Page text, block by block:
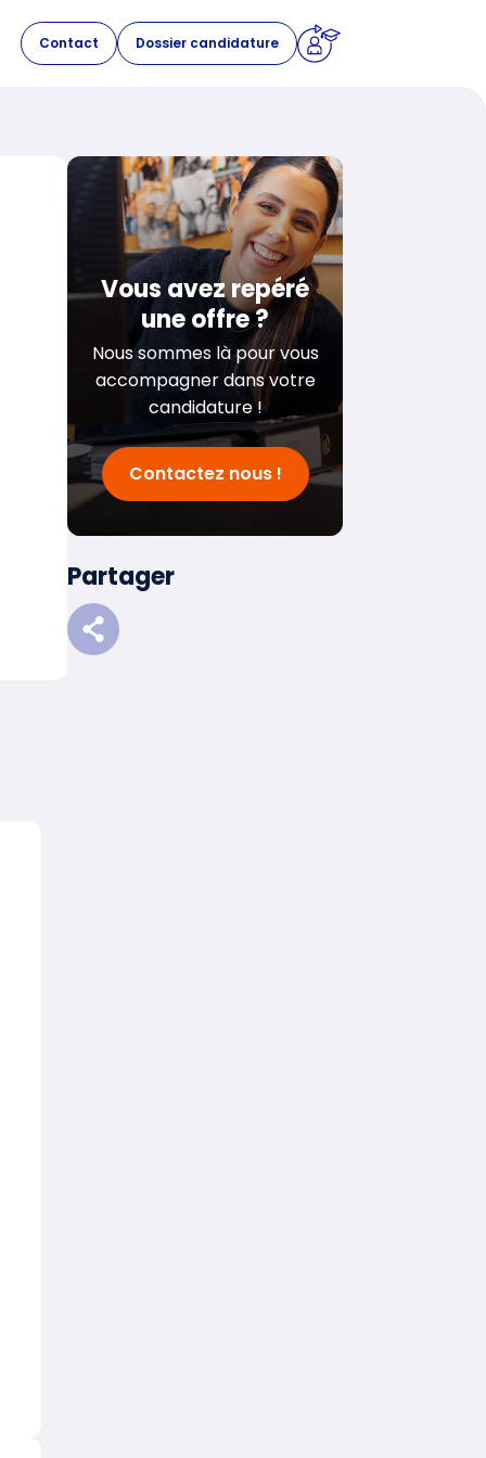
Contact Dossier candidature
Vous avez repéré
une offre ?
Nous sommes là pour vous
accompagner dans votre
candidature !
Contactez nous !
Partager